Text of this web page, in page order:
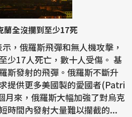
蘭全沒攔到至少17死
，俄羅斯飛彈和無人機攻擊，
17人死亡，數十人受傷。 基
斯發射的飛彈。俄羅斯不斷升
提供更多美國製的愛國者(Patri
時間內發射大量難以攔截的...